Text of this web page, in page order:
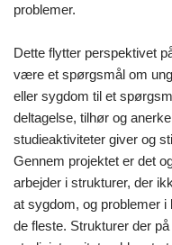
problemer.
Dette flytter perspektivet
være et spørgsmål om
eller sygdom til et
deltagelse, tilhør og
studieaktiviteter giver og
Gennem projektet er det
arbejder i strukturer, der
at sygdom, og problemer i
de fleste. Strukturer der